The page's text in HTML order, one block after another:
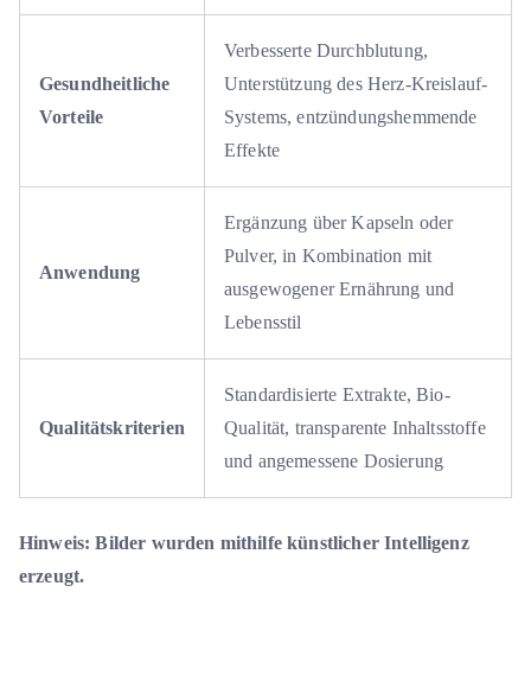
Gesundheitliche
Vorteile
Verbesserte Durchblutung,
Unterstützung des Herz-Kreislauf-
Systems, entzündungshemmende
Effekte
Anwendung
Ergänzung über Kapseln oder
Pulver, in Kombination mit
ausgewogener Ernährung und
Lebensstil
Qualitätskriterien
Standardisierte Extrakte, Bio-
Qualität, transparente Inhaltsstoffe
und angemessene Dosierung
Hinweis: Bilder wurden mithilfe künstlicher Intelligenz
erzeugt.